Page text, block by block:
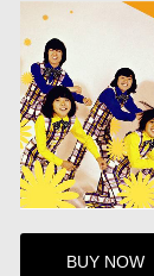
BUY NOW